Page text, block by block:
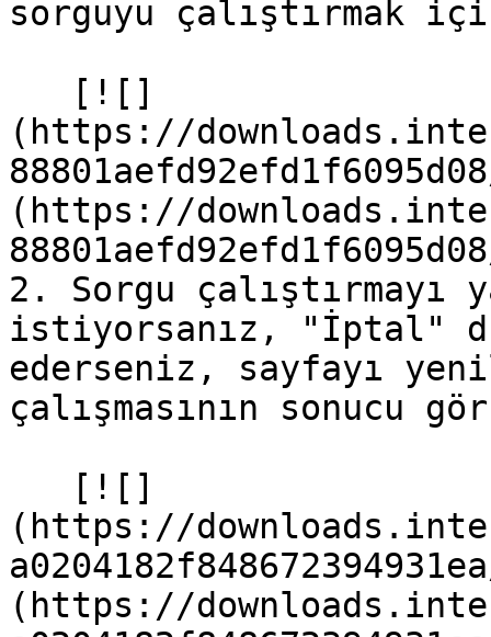
sorguyu çalıştırmak
(https://
(https://
2. Sorgu çalıştırmayı
istiyorsanız, "İptal"
ederseniz, sayfayı
çalışmasının sonucu
(https://
(https://